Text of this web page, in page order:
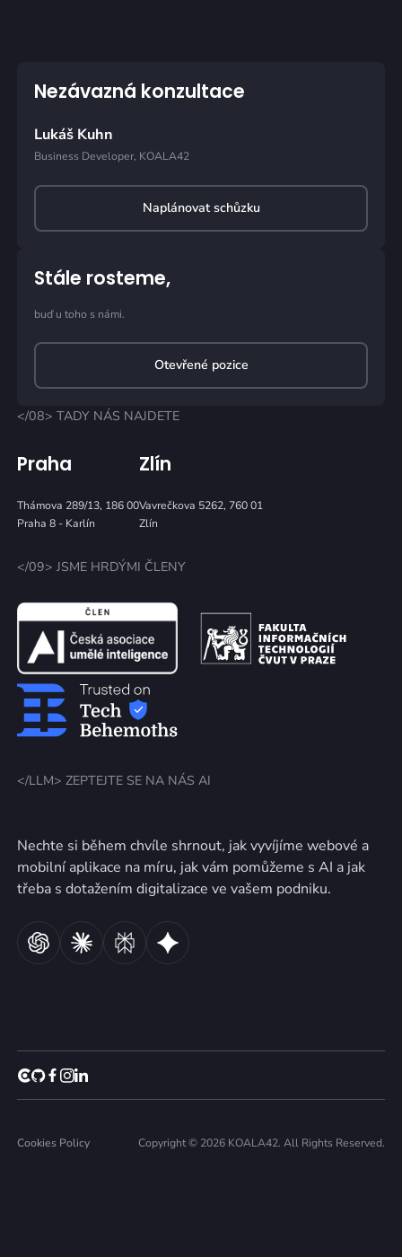
</08> TADY NÁS NAJDETE
Praha
Thámova 289/13, 186 00
Praha 8 - Karlín
Zlín
Vavrečkova 5262, 760 01
Zlín
</09> JSME HRDÝMI ČLENY
</LLM> ZEPTEJTE SE NA NÁS AI
Nechte si během chvíle shrnout, jak vyvíjíme webové a
mobilní aplikace na míru, jak vám pomůžeme s AI a jak
třeba s dotažením digitalizace ve vašem podniku.
Nezávazná konzultace
Lukáš Kuhn
Business Developer, KOALA42
Naplánovat schůzku
Stále rosteme,
buď u toho s námi.
Otevřené pozice
Cookies Policy Copyright © 2026 KOALA42. All Rights Reserved.